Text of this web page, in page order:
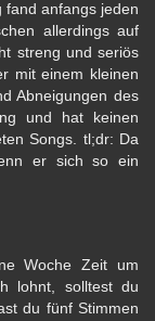
fand anfangs jeden
allerdings auf
streng und seriös
mit einem kleinen
Abneigungen des
und hat keinen
Songs. tl;dr: Da
er sich so ein
Woche Zeit um
lohnt, solltest du
du fünf Stimmen